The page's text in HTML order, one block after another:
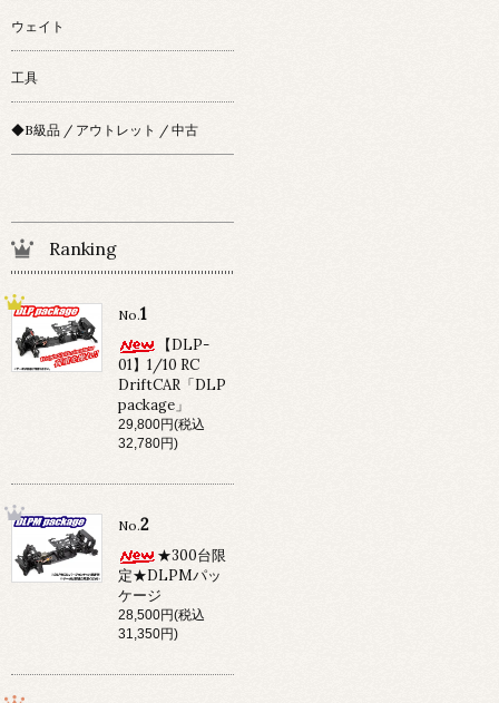
ウェイト
工具
◆B級品 / アウトレット / 中古
Ranking
No.1
【DLP-
01】1/10 RC
DriftCAR「DLP
package」
29,800円(税込
32,780円)
No.2
★300台限
定★DLPMパッ
ケージ
28,500円(税込
31,350円)